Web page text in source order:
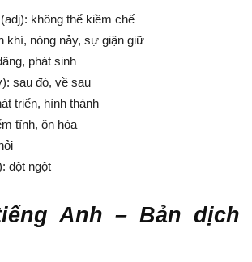
(adj): không thể kiềm chế
khí, nóng nảy, sự giận giữ
phát sinh
sau đó, về sau
triển, hình thành
tĩnh, ôn hòa
đột ngột
Anh – Bản dịch